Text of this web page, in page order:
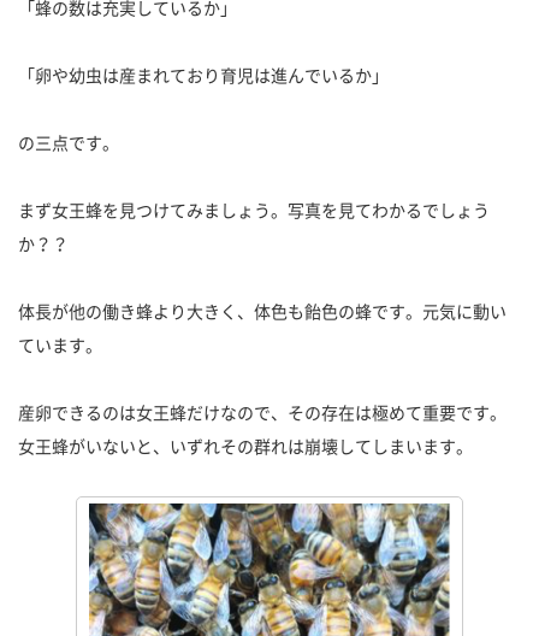
「蜂の数は充実しているか」
「卵や幼虫は産まれており育児は進んでいるか」
の三点です。
まず女王蜂を見つけてみましょう。写真を見てわかるでしょう
か？？
体長が他の働き蜂より大きく、体色も飴色の蜂です。元気に動い
ています。
産卵できるのは女王蜂だけなので、その存在は極めて重要です。
女王蜂がいないと、いずれその群れは崩壊してしまいます。